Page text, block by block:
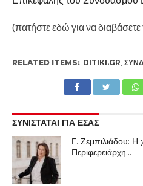
(πατήστε εδώ για να διαβάσετε
RELATED ITEMS: DITIKI.GR
ΣΥΝΙΣΤΑΤΑΙ ΓΙΑ ΕΣΑΣ
Γ. Ζεμπιλιάδου: Η
Περιφερειάρχη…